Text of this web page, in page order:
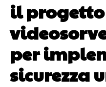
il
per
sicurezza